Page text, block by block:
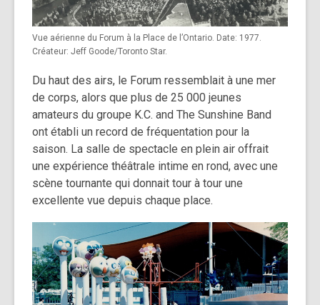
Vue aérienne du Forum à la Place de l’Ontario. Date: 1977.
Créateur: Jeff Goode/Toronto Star.
Du haut des airs, le Forum ressemblait à une mer
de corps, alors que plus de 25 000 jeunes
amateurs du groupe K.C. and The Sunshine Band
ont établi un record de fréquentation pour la
saison. La salle de spectacle en plein air offrait
une expérience théâtrale intime en rond, avec une
scène tournante qui donnait tour à tour une
excellente vue depuis chaque place.